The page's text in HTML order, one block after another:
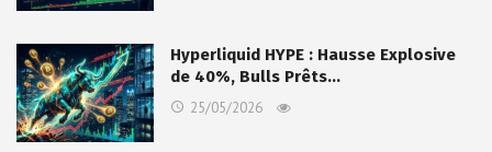
Hyperliquid HYPE : Hausse Explosive
de 40%, Bulls Prêts…
25/05/2026